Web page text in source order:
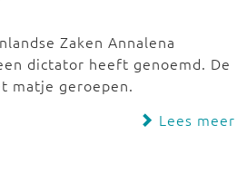
Zaken Annalena
dictator heeft genoemd. De
matje geroepen.
Lees meer